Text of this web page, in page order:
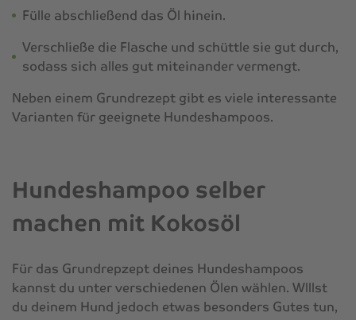
Fülle abschließend das Öl hinein.
Verschließe die Flasche und schüttle sie gut durch,
sodass sich alles gut miteinander vermengt.
Neben einem Grundrezept gibt es viele interessante
Varianten für geeignete Hundeshampoos.
Hundeshampoo selber
machen mit Kokosöl
Für das Grundrepzept deines Hundeshampoos
kannst du unter verschiedenen Ölen wählen. Wlllst
du deinem Hund jedoch etwas besonders Gutes tun,